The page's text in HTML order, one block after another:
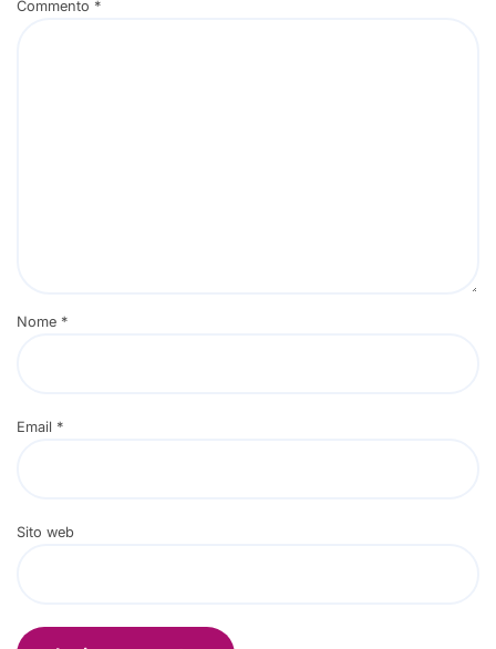
Commento *
Nome *
Email *
Sito web